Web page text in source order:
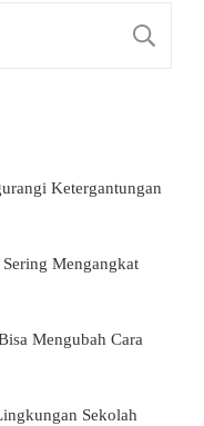
Ketergantungan
Mengangkat
Mengubah Cara
Sekolah